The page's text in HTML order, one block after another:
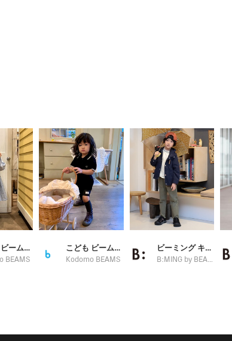
こども ビームス スタイリング
BEAMS
こども ビームス スタイリング
Kodomo BEAMS
ビーミング キッズ オフィシャル
B:MING by BEAMS